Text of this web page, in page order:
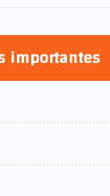
importantes